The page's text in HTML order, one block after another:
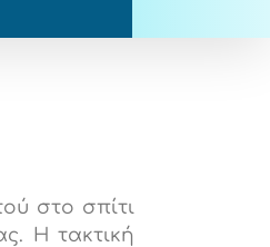
στο σπίτι
Η τακτική